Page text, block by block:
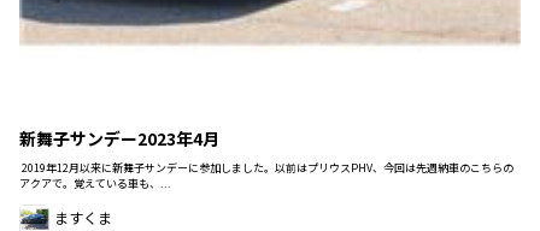
新舞子サンデー2023年4月
2019年12月以来に新舞子サンデーに参加しました。以前はプリウスPHV、今回は先週納車のこちらの
アクアで。覚えている車も、...
ますくま